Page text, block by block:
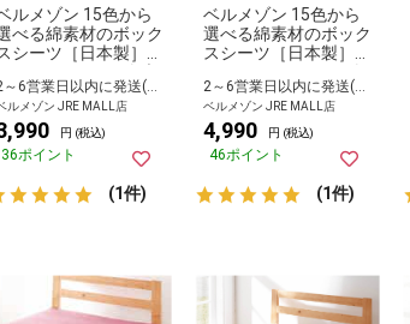
ルメゾン 15色から
べる綿素材のボック
シーツ［日本製］
2～6営業日以内に発送(長期休暇除く)
ルメゾン JRE MALL店
円 (税込)
36ポイント
(1件)
ベルメゾン 15色から
選べる綿素材のボック
スシーツ［日本製］
ブル
2～6営業日以内に発送(長期休暇除く)
ベルメゾン JRE MALL店
4,990 円 (税込)
46ポイント
(1件)